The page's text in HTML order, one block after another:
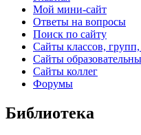
Мой мини-сайт
Ответы на вопросы
Поиск по сайту
Сайты классов,
Сайты
Сайты коллег
Форумы
Библиотека